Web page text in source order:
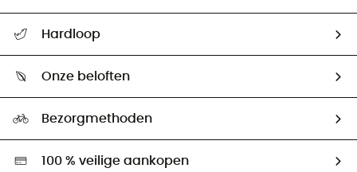
Retourzendingen & Terugbetalingen
Hardloop
Ambassadeurs
Onze beloften
Hardgreen
Bezorgmethoden
100 % veilige aankopen